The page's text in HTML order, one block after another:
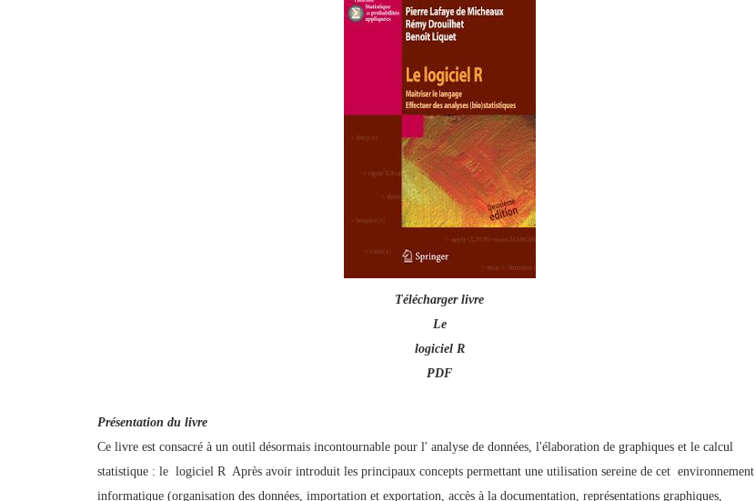
Télécharger livre
Le
logiciel R
PDF
Présentation du livre
Ce livre est consacré à un outil désormais incontournable pour l' analyse de données, l'élaboration de graphiques et le calcul
statistique : le logiciel R Après avoir introduit les principaux concepts permettant une utilisation sereine de cet environnement
informatique (organisation des données, importation et exportation, accès à la documentation, représentations graphiques,